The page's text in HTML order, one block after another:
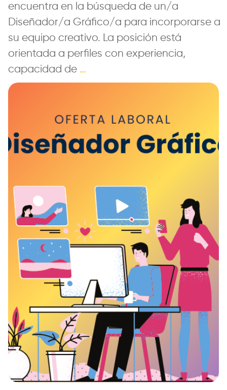
encuentra en la búsqueda de un/a
Diseñador/a Gráfico/a para incorporarse a
su equipo creativo. La posición está
orientada a perfiles con experiencia,
capacidad de …